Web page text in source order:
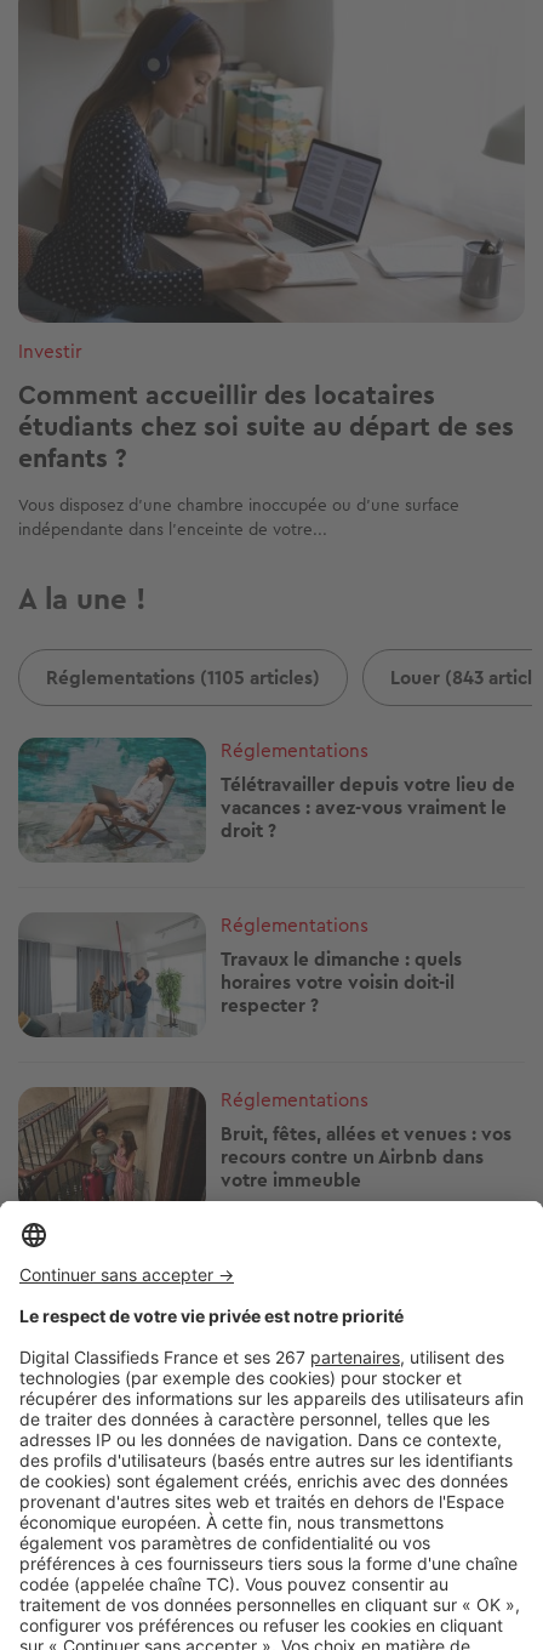
Investir
Comment accueillir des locataires
étudiants chez soi suite au départ de ses
enfants ?
Vous disposez d’une chambre inoccupée ou d’une surface
indépendante dans l’enceinte de votre...
A la une !
Réglementations (1105 articles) Louer (843
Image
Réglementations
Télétravailler depuis votre lieu de
vacances : avez-vous vraiment le
droit ?
Image
Réglementations
Travaux le dimanche : quels
horaires votre voisin doit-il
respecter ?
Image
Réglementations
Bruit, fêtes, allées et venues : vos
recours contre un Airbnb dans
votre immeuble
Image
Réglementations
Arrosage, piscine, lavage de
voiture : quelles restrictions d'eau
près de chez vous ?
Image
Réglementations
Vous plantez une haie ? Ces
essences peuvent vous éviter
bien des problèmes avec le
voisinage